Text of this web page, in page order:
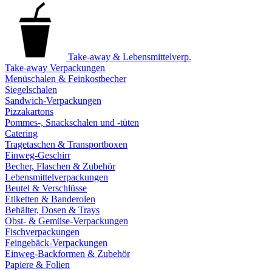
Take-away & Lebensmittelverp.
Take-away Verpackungen
Menüschalen & Feinkostbecher
Siegelschalen
Sandwich-Verpackungen
Pizzakartons
Pommes-, Snackschalen und -tüten
Catering
Tragetaschen & Transportboxen
Einweg-Geschirr
Becher, Flaschen & Zubehör
Lebensmittelverpackungen
Beutel & Verschlüsse
Etiketten & Banderolen
Behälter, Dosen & Trays
Obst- & Gemüse-Verpackungen
Fischverpackungen
Feingebäck-Verpackungen
Einweg-Backformen & Zubehör
Papiere & Folien